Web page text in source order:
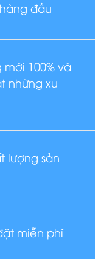
đầu
100% và
những xu
lượng sản
miễn phí